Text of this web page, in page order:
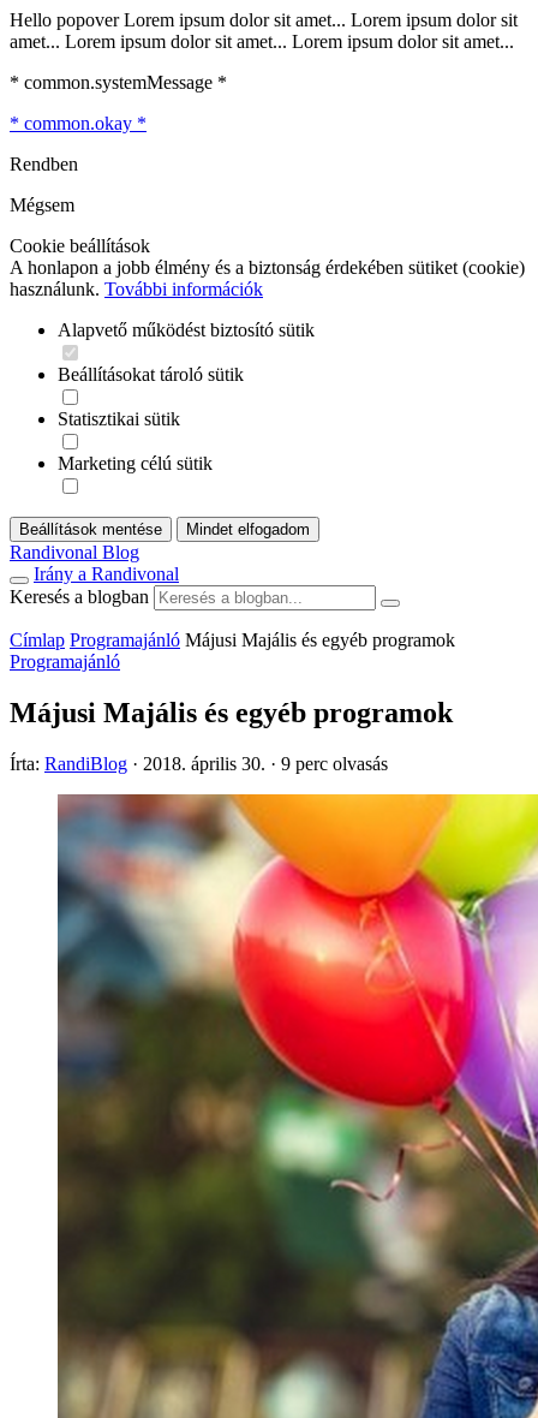
Hello popover Lorem ipsum dolor sit amet... Lorem ipsum dolor sit
amet... Lorem ipsum dolor sit amet... Lorem ipsum dolor sit amet...
* common.systemMessage *
* common.okay *
Rendben
Mégsem
Cookie beállítások
A honlapon a jobb élmény és a biztonság érdekében sütiket (cookie)
használunk. További információk
Alapvető működést biztosító sütik
Beállításokat tároló sütik
Statisztikai sütik
Marketing célú sütik
Beállítások mentése Mindet elfogadom
Randivonal Blog
Irány a Randivonal
Keresés a blogban
Címlap Programajánló Májusi Majális és egyéb programok
Programajánló
Májusi Majális és egyéb programok
Írta: RandiBlog · 2018. április 30. · 9 perc olvasás